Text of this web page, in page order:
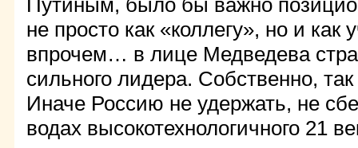
Путиным, было бы важно
не просто как «коллегу», но и как
впрочем… в лице Медведева
сильного лидера. Собственно,
Иначе Россию не удержать, не
водах высокотехнологичного 21